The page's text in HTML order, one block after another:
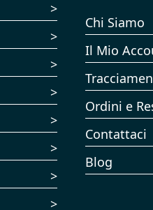
Chi Siamo
Il Mio
Ordini e
Contattaci
Blog